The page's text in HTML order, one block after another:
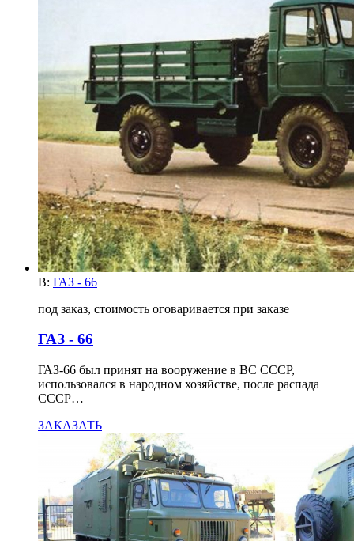
В: ГАЗ - 66
под заказ, стоимость оговаривается при заказе
ГАЗ - 66
ГАЗ-66 был принят на вооружение в ВС СССР,
использовался в народном хозяйстве, после распада
СССР…
ЗАКАЗАТЬ